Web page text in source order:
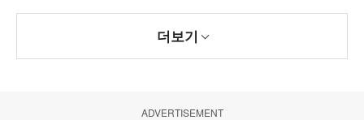
더보기
ADVERTISEMENT